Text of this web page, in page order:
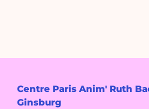
Centre Paris Anim' Ruth
Ginsburg